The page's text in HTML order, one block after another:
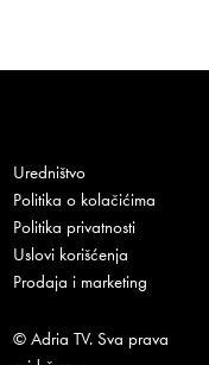
Uredništvo
Politika o kolačićima
Politika privatnosti
Uslovi korišćenja
Prodaja i marketing
© Adria TV. Sva prava